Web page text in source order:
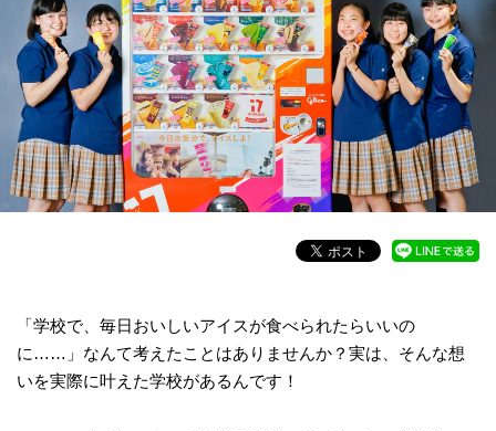
「学校で、毎日おいしいアイスが食べられたらいいの
に……」なんて考えたことはありませんか？実は、そんな想
いを実際に叶えた学校があるんです！